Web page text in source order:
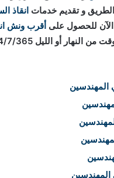
و تقديم خدمات انقاذ
أقرب ونش